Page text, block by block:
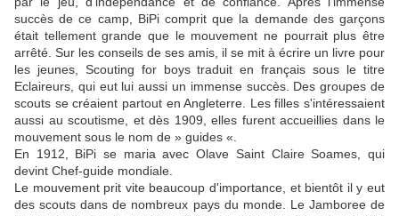
succès de ce camp, BiPi comprit que la demande des garçons
était tellement grande que le mouvement ne pourrait plus être
arrêté. Sur les conseils de ses amis, il se mit à écrire un livre pour
les jeunes, Scouting for boys traduit en français sous le titre
Eclaireurs, qui eut lui aussi un immense succès. Des groupes de
scouts se créaient partout en Angleterre. Les filles s'intéressaient
aussi au scoutisme, et dès 1909, elles furent accueillies dans le
mouvement sous le nom de » guides «.
En 1912, BiPi se maria avec Olave Saint Claire Soames, qui
devint Chef-guide mondiale.
Le mouvement prit vite beaucoup d'importance, et bientôt il y eut
des scouts dans de nombreux pays du monde. Le Jamboree de